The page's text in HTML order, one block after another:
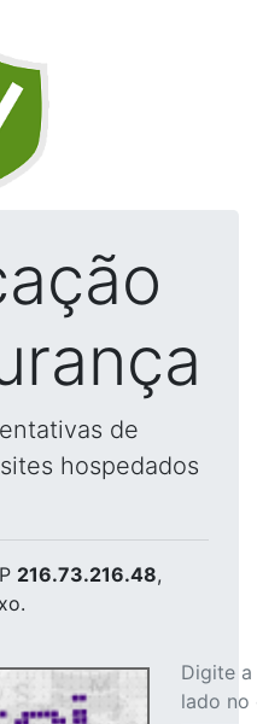
de
hospedados
216.73.216.48,
Digite
lado no